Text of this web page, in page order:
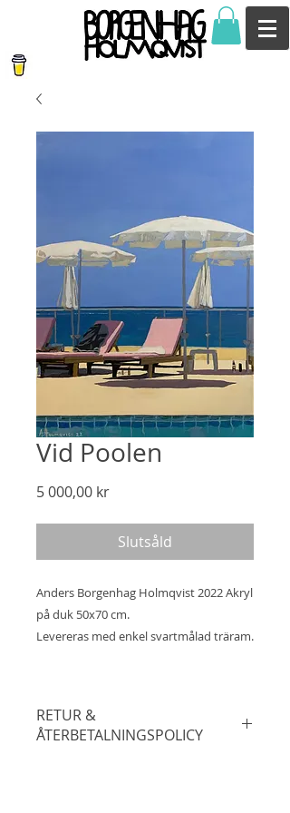
Vid Poolen
5 000,00 krPris
Slutsåld
Anders Borgenhag Holmqvist 2022 Akryl
på duk 50x70 cm.
Levereras med enkel svartmålad träram.
RETUR &
ÅTERBETALNINGSPOLICY